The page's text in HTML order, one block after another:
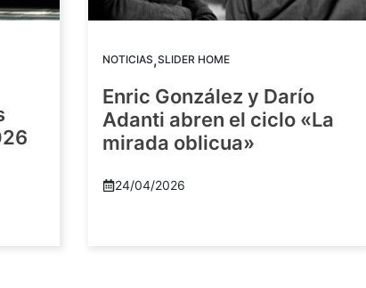
NOTICIAS,SLIDER HOME
Enric González y Darío
Adanti abren el ciclo «La
mirada oblicua»
24/04/2026